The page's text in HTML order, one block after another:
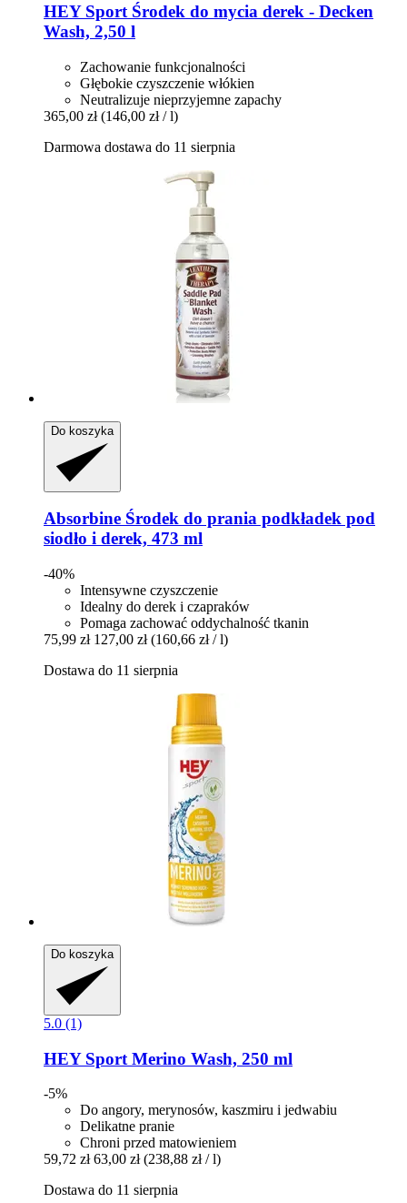
HEY Sport Środek do mycia derek -​ Decken
Wash, 2,50 l
Zachowanie funkcjonalności
Głębokie czyszczenie włókien
Neutralizuje nieprzyjemne zapachy
365,00 zł (146,00 zł / l)
Darmowa dostawa do 11 sierpnia
Do koszyka
Absorbine Środek do prania podkładek pod
siodło i derek, 473 ml
-40%
Intensywne czyszczenie
Idealny do derek i czapraków
Pomaga zachować oddychalność tkanin
75,99 zł 127,00 zł (160,66 zł / l)
Dostawa do 11 sierpnia
Do koszyka
5.0 (1)
HEY Sport Merino Wash, 250 ml
-5%
Do angory, merynosów, kaszmiru i jedwabiu
Delikatne pranie
Chroni przed matowieniem
59,72 zł 63,00 zł (238,88 zł / l)
Dostawa do 11 sierpnia